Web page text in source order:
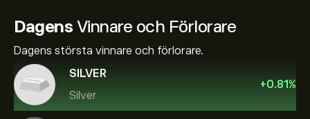
Dagens Vinnare och Förlorare
Dagens största vinnare och förlorare.
SILVER
Silver
+0.81%